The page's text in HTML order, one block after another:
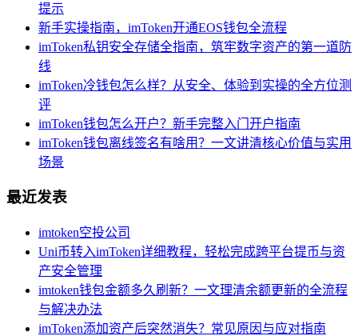
提示
新手实操指南，imToken开通EOS钱包全流程
imToken私钥安全存储全指南，筑牢数字资产的第一道防
线
imToken冷钱包怎么样？从安全、体验到实操的全方位测
评
imToken钱包怎么开户？新手完整入门开户指南
imToken钱包离线签名有啥用？一文讲清核心价值与实用
场景
最近发表
imtoken空投公司
Uni币转入imToken详细教程，轻松完成跨平台提币与资
产安全管理
imtoken钱包金额多久刷新？一文理清余额更新的全流程
与解决办法
imToken添加资产后突然消失？常见原因与应对指南